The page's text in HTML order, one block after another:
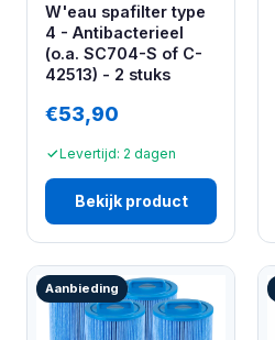
W'eau spafilter type
4 - Antibacterieel
(o.a. SC704-S of C-
42513) - 2 stuks
€53,90
Levertijd: 2 dagen
Bekijk product
Aanbieding